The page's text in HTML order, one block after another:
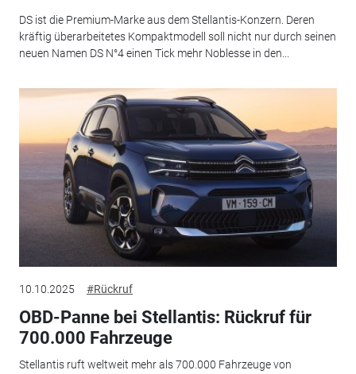
DS ist die Premium-Marke aus dem Stellantis-Konzern. Deren
kräftig überarbeitetes Kompaktmodell soll nicht nur durch seinen
neuen Namen DS N°4 einen Tick mehr Noblesse in den...
10.10.2025 #Rückruf
OBD-Panne bei Stellantis: Rückruf für
700.000 Fahrzeuge
Stellantis ruft weltweit mehr als 700.000 Fahrzeuge von